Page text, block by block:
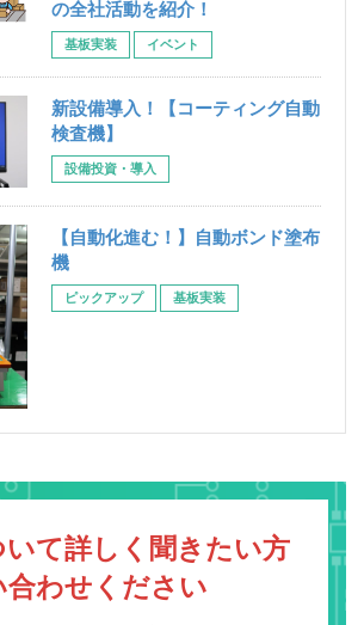
の全社活動を紹介！
基板実装 イベント
新設備導入！【コーティング自動
検査機】
設備投資・導入
【自動化進む！】自動ボンド塗布
機
ピックアップ 基板実装
いて詳しく聞きたい方
合わせください